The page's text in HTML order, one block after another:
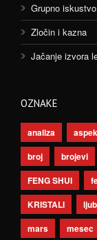
Grupno
Zločin i kazna
Jačanje izvora
OZNAKE
analiza
broj
brojevi
FENG SHUI
KRISTALI
mars
mesec